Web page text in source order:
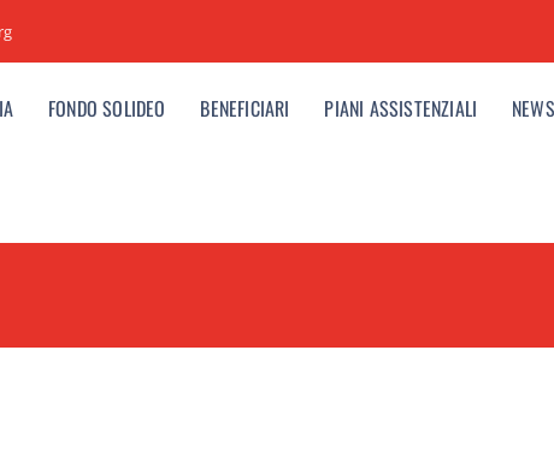
FONDO SOLIDEO BENEFICIARI PIANI ASSISTENZIALI NEWS